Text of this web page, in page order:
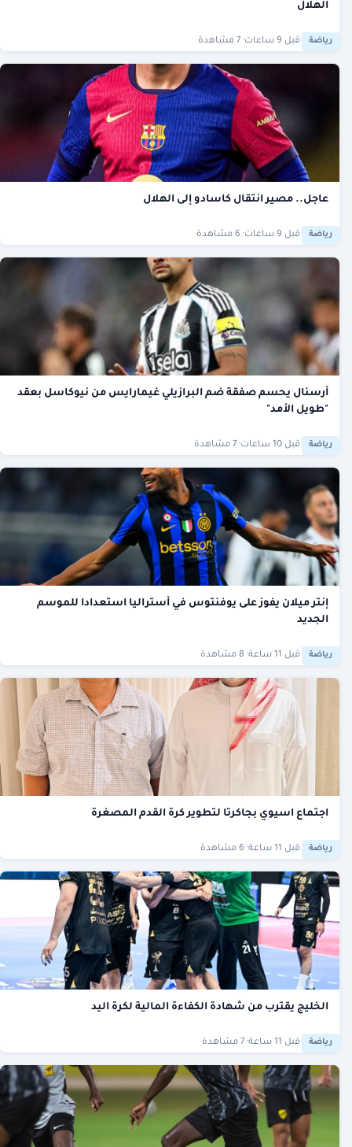
الهلال
رياضة قبل 9 ساعات · 7 مشاهدة
عاجل.. مصير انتقال كاسادو إلى الهلال
رياضة قبل 9 ساعات · 6 مشاهدة
أرسنال يحسم صفقة ضم البرازيلي غيمارايس من نيوكاسل بعقد
"طويل الأمد"
رياضة قبل 10 ساعات · 7 مشاهدة
إنتر ميلان يفوز على يوفنتوس في أستراليا استعدادا للموسم
الجديد
رياضة قبل 11 ساعة · 8 مشاهدة
اجتماع اسيوي بجاكرتا لتطوير كرة القدم المصغرة
رياضة قبل 11 ساعة · 6 مشاهدة
الخليج يقترب من شهادة الكفاءة المالية لكرة اليد
رياضة قبل 11 ساعة · 7 مشاهدة